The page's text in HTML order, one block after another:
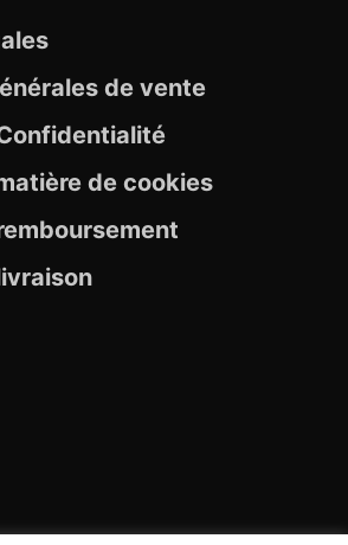
de vente
de cookies